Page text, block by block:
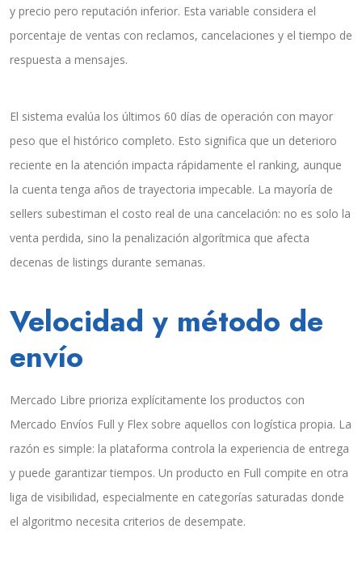
y precio pero reputación inferior. Esta variable considera el
porcentaje de ventas con reclamos, cancelaciones y el tiempo de
respuesta a mensajes.
El sistema evalúa los últimos 60 días de operación con mayor
peso que el histórico completo. Esto significa que un deterioro
reciente en la atención impacta rápidamente el ranking, aunque
la cuenta tenga años de trayectoria impecable. La mayoría de
sellers subestiman el costo real de una cancelación: no es solo la
venta perdida, sino la penalización algorítmica que afecta
decenas de listings durante semanas.
Velocidad y método de
envío
Mercado Libre prioriza explícitamente los productos con
Mercado Envíos Full y Flex sobre aquellos con logística propia. La
razón es simple: la plataforma controla la experiencia de entrega
y puede garantizar tiempos. Un producto en Full compite en otra
liga de visibilidad, especialmente en categorías saturadas donde
el algoritmo necesita criterios de desempate.